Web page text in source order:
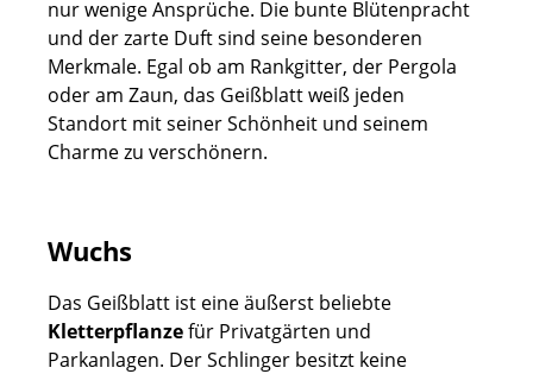
nur wenige Ansprüche. Die bunte Blütenpracht
und der zarte Duft sind seine besonderen
Merkmale. Egal ob am Rankgitter, der Pergola
oder am Zaun, das Geißblatt weiß jeden
Standort mit seiner Schönheit und seinem
Charme zu verschönern.
Wuchs
Das Geißblatt ist eine äußerst beliebte
Kletterpflanzefür Privatgärten und
Parkanlagen. Der Schlinger besitzt keine